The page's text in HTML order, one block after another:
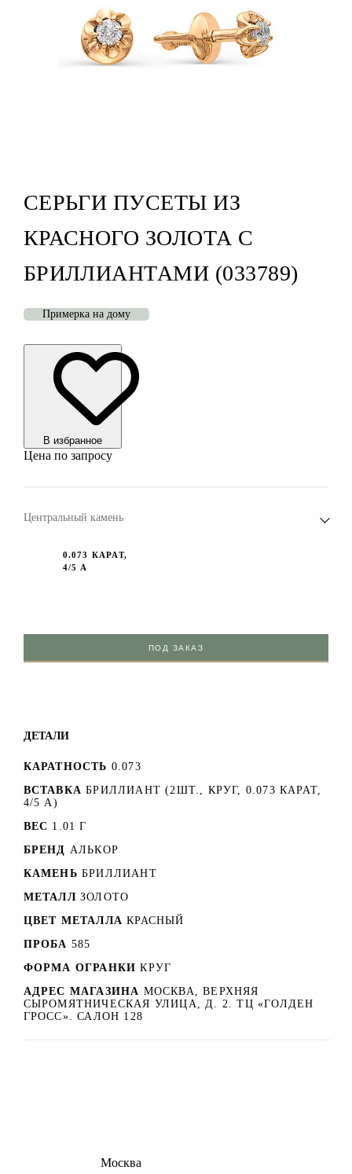
СЕРЬГИ ПУСЕТЫ ИЗ
КРАСНОГО ЗОЛОТА С
БРИЛЛИАНТАМИ (033789)
Примерка на дому
В избранноe
Цена по запросу
Центральный камень
0.073 КАРАТ,
4/5 А
ПОД ЗАКАЗ
ДЕТАЛИ
КАРАТНОСТЬ 0.073
ВСТАВКА БРИЛЛИАНТ (2ШТ., КРУГ, 0.073 КАРАТ,
4/5 А)
ВЕС 1.01 Г
БРЕНД АЛЬКОР
КАМЕНЬ БРИЛЛИАНТ
МЕТАЛЛ ЗОЛОТО
ЦВЕТ МЕТАЛЛА КРАСНЫЙ
ПРОБА 585
ФОРМА ОГРАНКИ КРУГ
АДРЕС МАГАЗИНА МОСКВА, ВЕРХНЯЯ
СЫРОМЯТНИЧЕСКАЯ УЛИЦА, Д. 2. ТЦ «ГОЛДЕН
ГРОСС». САЛОН 128
Москва